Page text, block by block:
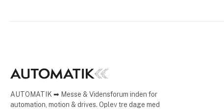
AUTOMATIK ➡ Messe & Vidensforum inden for
automation, motion & drives. Oplev tre dage med